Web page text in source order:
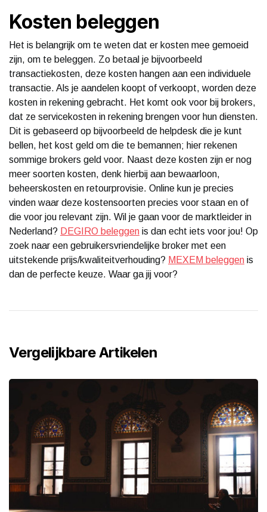
Kosten beleggen
Het is belangrijk om te weten dat er kosten mee gemoeid
zijn, om te beleggen. Zo betaal je bijvoorbeeld
transactiekosten, deze kosten hangen aan een individuele
transactie. Als je aandelen koopt of verkoopt, worden deze
kosten in rekening gebracht. Het komt ook voor bij brokers,
dat ze servicekosten in rekening brengen voor hun diensten.
Dit is gebaseerd op bijvoorbeeld de helpdesk die je kunt
bellen, het kost geld om die te bemannen; hier rekenen
sommige brokers geld voor. Naast deze kosten zijn er nog
meer soorten kosten, denk hierbij aan bewaarloon,
beheerskosten en retourprovisie. Online kun je precies
vinden waar deze kostensoorten precies voor staan en of
die voor jou relevant zijn. Wil je gaan voor de marktleider in
Nederland? DEGIRO beleggen is dan echt iets voor jou! Op
zoek naar een gebruikersvriendelijke broker met een
uitstekende prijs/kwaliteitverhouding? MEXEM beleggen is
dan de perfecte keuze. Waar ga jij voor?
Vergelijkbare Artikelen